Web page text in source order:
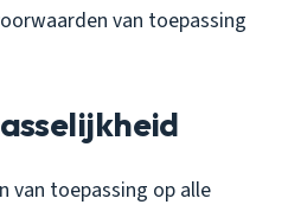
van toepassing
van toepassing op alle